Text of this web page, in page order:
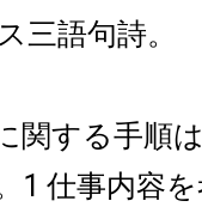
三語句詩。
関する手順
1 仕事内容